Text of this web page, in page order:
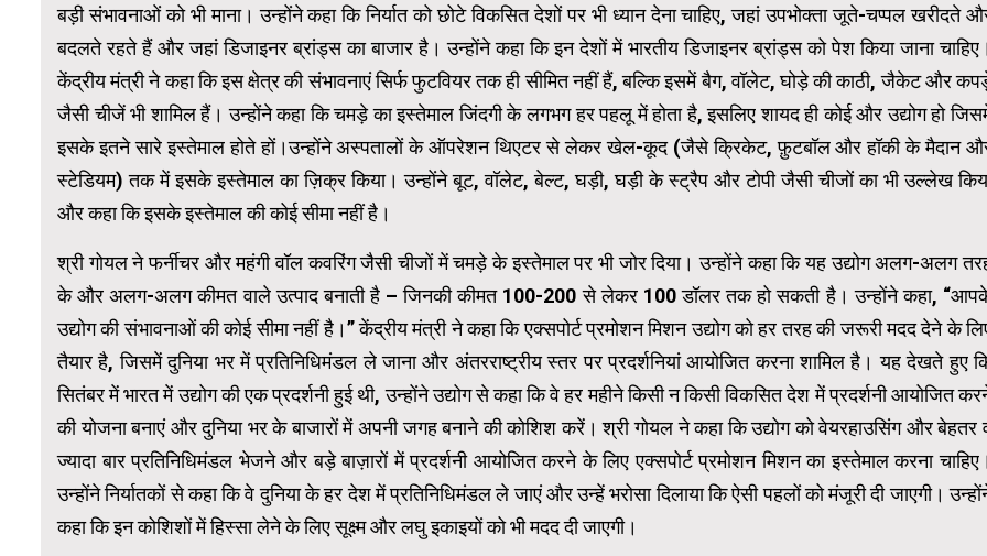
बड़ी संभावनाओं को भी माना। उन्होंने कहा कि निर्यात को छोटे विकसित देशों पर भी ध्यान देना चाहिए, जहां उपभोक्ता जूते-चप्पल खरीदते
बदलते रहते हैं और जहां डिजाइनर ब्रांड्स का बाजार है। उन्होंने कहा कि इन देशों में भारतीय डिजाइनर ब्रांड्स को पेश किया जाना चाहिए।
केंद्रीय मंत्री ने कहा कि इस क्षेत्र की संभावनाएं सिर्फ फुटवियर तक ही सीमित नहीं हैं, बल्कि इसमें बैग, वॉलेट, घोड़े की काठी, जैकेट और
जैसी चीजें भी शामिल हैं। उन्होंने कहा कि चमड़े का इस्तेमाल जिंदगी के लगभग हर पहलू में होता है, इसलिए शायद ही कोई और उद्योग हो
इसके इतने सारे इस्तेमाल होते हों।उन्होंने अस्पतालों के ऑपरेशन थिएटर से लेकर खेल-कूद (जैसे क्रिकेट, फ़ुटबॉल और हॉकी के मैदान
स्टेडियम) तक में इसके इस्तेमाल का ज़िक्र किया। उन्होंने बूट, वॉलेट, बेल्ट, घड़ी, घड़ी के स्ट्रैप और टोपी जैसी चीजों का भी उल्लेख
और कहा कि इसके इस्तेमाल की कोई सीमा नहीं है।
श्री गोयल ने फर्नीचर और महंगी वॉल कवरिंग जैसी चीजों में चमड़े के इस्तेमाल पर भी जोर दिया। उन्होंने कहा कि यह उद्योग अलग-अलग
के और अलग-अलग कीमत वाले उत्पाद बनाती है – जिनकी कीमत ₹100-200 से लेकर 100 डॉलर तक हो सकती है। उन्होंने कहा,
उद्योग की संभावनाओं की कोई सीमा नहीं है।” केंद्रीय मंत्री ने कहा कि एक्सपोर्ट प्रमोशन मिशन उद्योग को हर तरह की जरूरी मदद देने के
तैयार है, जिसमें दुनिया भर में प्रतिनिधिमंडल ले जाना और अंतरराष्ट्रीय स्तर पर प्रदर्शनियां आयोजित करना शामिल है। यह देखते हुए
सितंबर में भारत में उद्योग की एक प्रदर्शनी हुई थी, उन्होंने उद्योग से कहा कि वे हर महीने किसी न किसी विकसित देश में प्रदर्शनी आयोजित
की योजना बनाएं और दुनिया भर के बाजारों में अपनी जगह बनाने की कोशिश करें। श्री गोयल ने कहा कि उद्योग को वेयरहाउसिंग और बेहतर
ज्यादा बार प्रतिनिधिमंडल भेजने और बड़े बाज़ारों में प्रदर्शनी आयोजित करने के लिए एक्सपोर्ट प्रमोशन मिशन का इस्तेमाल करना चाहिए।
उन्होंने निर्यातकों से कहा कि वे दुनिया के हर देश में प्रतिनिधिमंडल ले जाएं और उन्हें भरोसा दिलाया कि ऐसी पहलों को मंजूरी दी जाएगी।
कहा कि इन कोशिशों में हिस्सा लेने के लिए सूक्ष्म और लघु इकाइयों को भी मदद दी जाएगी।